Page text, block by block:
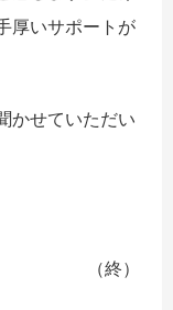
厚いサポートが
かせていただい
（終）